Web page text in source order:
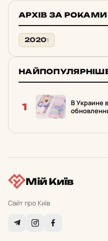
АРХІВ ЗА РОКАМИ
20201
1
В Украине
Мій Київ
Сайт про Київ